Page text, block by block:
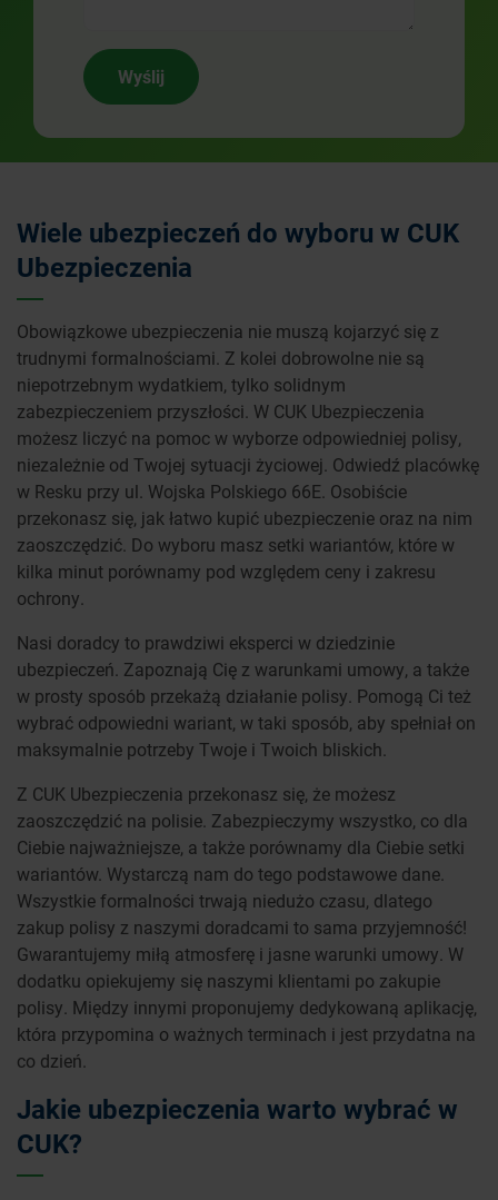
Wyślij
Wiele ubezpieczeń do wyboru w CUK
Ubezpieczenia
Obowiązkowe ubezpieczenia nie muszą kojarzyć się z
trudnymi formalnościami. Z kolei dobrowolne nie są
niepotrzebnym wydatkiem, tylko solidnym
zabezpieczeniem przyszłości. W CUK Ubezpieczenia
możesz liczyć na pomoc w wyborze odpowiedniej polisy,
niezależnie od Twojej sytuacji życiowej. Odwiedź placówkę
w Resku przy ul. Wojska Polskiego 66E. Osobiście
przekonasz się, jak łatwo kupić ubezpieczenie oraz na nim
zaoszczędzić. Do wyboru masz setki wariantów, które w
kilka minut porównamy pod względem ceny i zakresu
ochrony.
Nasi doradcy to prawdziwi eksperci w dziedzinie
ubezpieczeń. Zapoznają Cię z warunkami umowy, a także
w prosty sposób przekażą działanie polisy. Pomogą Ci też
wybrać odpowiedni wariant, w taki sposób, aby spełniał on
maksymalnie potrzeby Twoje i Twoich bliskich.
Z CUK Ubezpieczenia przekonasz się, że możesz
zaoszczędzić na polisie. Zabezpieczymy wszystko, co dla
Ciebie najważniejsze, a także porównamy dla Ciebie setki
wariantów. Wystarczą nam do tego podstawowe dane.
Wszystkie formalności trwają niedużo czasu, dlatego
zakup polisy z naszymi doradcami to sama przyjemność!
Gwarantujemy miłą atmosferę i jasne warunki umowy. W
dodatku opiekujemy się naszymi klientami po zakupie
polisy. Między innymi proponujemy dedykowaną aplikację,
która przypomina o ważnych terminach i jest przydatna na
co dzień.
Jakie ubezpieczenia warto wybrać w
CUK?